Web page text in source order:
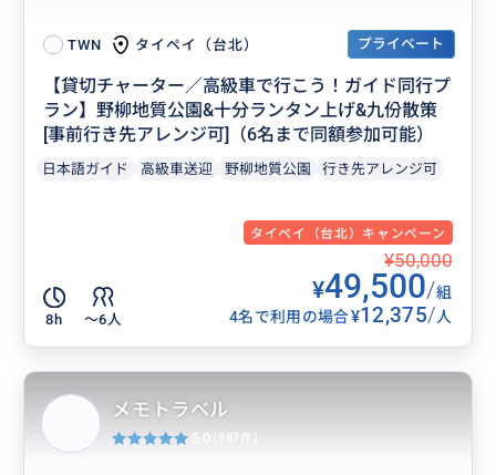
TWN タイペイ（台北） プライベート
【貸切チャーター／高級車で行こう！ガイド同行プ
ラン】野柳地質公園&十分ランタン上げ&九份散策
[事前行き先アレンジ可]（6名まで同額参加可能）
日本語ガイド 高級車送迎 野柳地質公園 行き先アレンジ可
タイペイ（台北）キャンペーン
8h 〜6人
¥50,000
¥49,500/組
4名で利用の場合¥12,375/人
メモトラベル
5.0 (987件)